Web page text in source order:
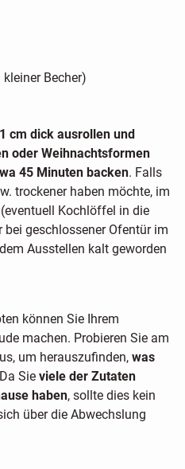
Becher)
1 cm dick ausrollen und
oder Weihnachtsformen
45 Minuten backen. Falls
trockener haben möchte, im
Kochlöffel in die
geschlossener Ofentür im
Ausstellen kalt geworden
können Sie Ihrem
machen. Probieren Sie am
um herauszufinden, was
Sie viele der Zutaten
haben, sollte dies kein
über die Abwechslung